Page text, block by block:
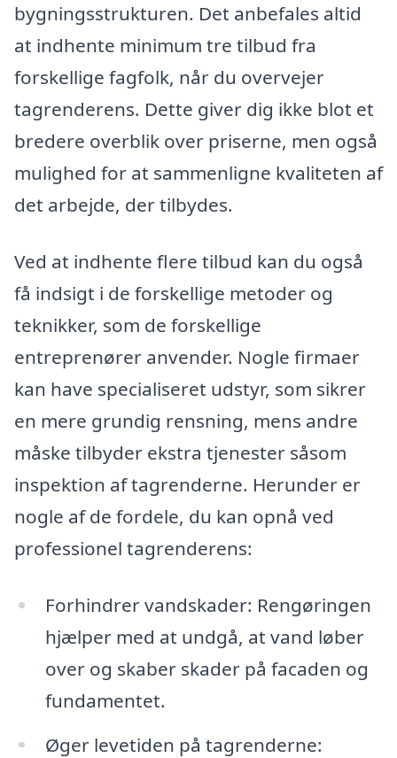
bygningsstrukturen. Det anbefales altid
at indhente minimum tre tilbud fra
forskellige fagfolk, når du overvejer
tagrenderens. Dette giver dig ikke blot et
bredere overblik over priserne, men også
mulighed for at sammenligne kvaliteten af
det arbejde, der tilbydes.
Ved at indhente flere tilbud kan du også
få indsigt i de forskellige metoder og
teknikker, som de forskellige
entreprenører anvender. Nogle firmaer
kan have specialiseret udstyr, som sikrer
en mere grundig rensning, mens andre
måske tilbyder ekstra tjenester såsom
inspektion af tagrenderne. Herunder er
nogle af de fordele, du kan opnå ved
professionel tagrenderens:
Forhindrer vandskader: Rengøringen
hjælper med at undgå, at vand løber
over og skaber skader på facaden og
fundamentet.
Øger levetiden på tagrenderne: